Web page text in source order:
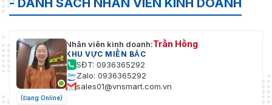
- DANH SÁCH NHÂN VIÊN KINH DOANH
(Đang Online)
Nhân viên kinh doanh:Trần Hồng
KHU VỰC MIỀN BẮC
SĐT: 0936365292
Zalo: 0936365292
sales01@vnsmart.com.vn